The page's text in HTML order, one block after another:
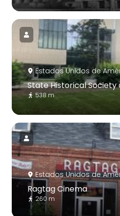
Estados Unidos de
State Historical Society
538 m
Estados Unidos de
Ragtag Cinema
260 m